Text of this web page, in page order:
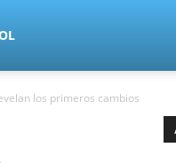
los primeros cambios